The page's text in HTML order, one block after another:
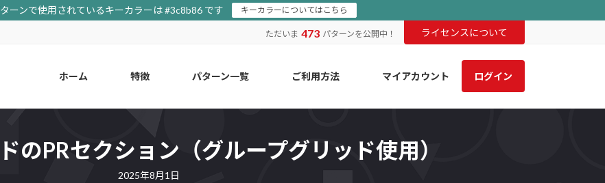
ーンで使用されているキーカラーは #3c8b86 です キーカラーについてはこちら
ただいま 473 パターンを公開中！ ライセンスについて
ホーム 特徴 パターン一覧 ご利用方法 マイアカウント ログイン
のPRセクション（グループグリッド使用）
2025年8月1日